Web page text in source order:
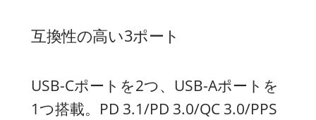
互換性の高い3ポート
USB-Cポートを2つ、USB-Aポートを
1つ搭載。PD 3.1/PD 3.0/QC 3.0/PPS